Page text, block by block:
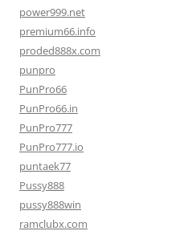
power999.net
premium66.info
proded888x.com
punpro
PunPro66
PunPro66.in
PunPro777
PunPro777.io
puntaek77
Pussy888
pussy888win
ramclubx.com